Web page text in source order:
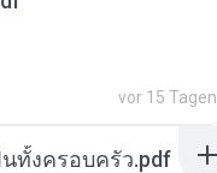
vor 15 Tagen
ทั้งครอบครัว.pdf